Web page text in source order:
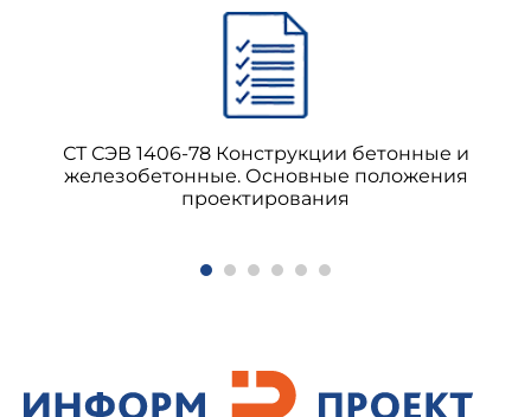
СТ СЭВ 1406-78 Конструкции бетонные и
железобетонные. Основные положения
проектирования